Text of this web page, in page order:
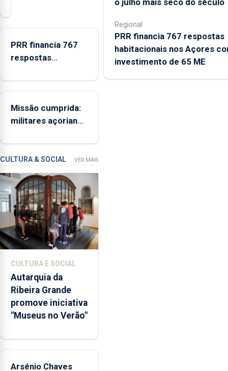
Municipal
Grande
está
iniciativa
“Museus
Verão”,
que
garante
a
abertura
dos
museus
e
núcleos
integrados
na
Rede
Municipal
de
aos
durante
PRR financia 767
respostas
Açores com
ME
Missão cumprida:
militares açorianos
missão na Roménia
CULTURA & SOCIAL VER MAIS
CULTURA E SOCIAL
Autarquia da
Ribeira Grande
promove iniciativa
"Museus no Verão"
Arsénio Chaves
Regional
PRR financia 767 respostas
habitacionais nos Açores
investimento de 65 ME